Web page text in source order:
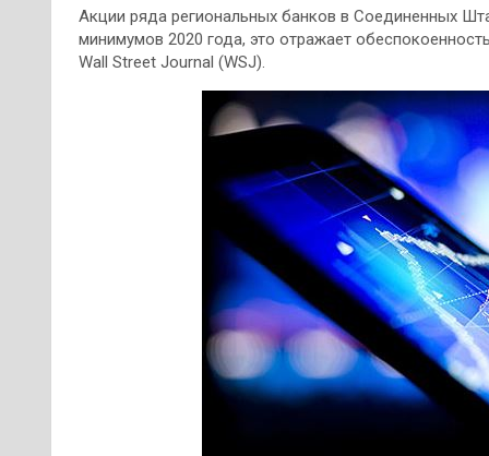
Акции ряда региональных банков в Соединенных
минимумов 2020 года, это отражает
Wall Street Journal (WSJ).